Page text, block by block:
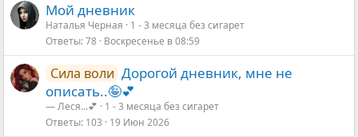
Мой дневник
Наталья Черная
1 - 3 месяца без сигарет
Ответы 78 Воскресенье в 08:59
Сила воли Дорогой дневник, мне не
описать..🤪💕
— Леся...💕
1 - 3 месяца без сигарет
Ответы 103 19 Июн 2026